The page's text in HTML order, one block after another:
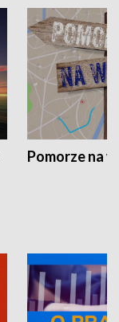
Pomorze na